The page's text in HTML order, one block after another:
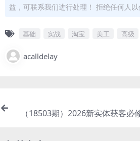
益，可联系我们进行处理！ 拒绝任何人
基础 实战 淘宝 美工 高级
acalldelay
（18503期）2026新实体获客必